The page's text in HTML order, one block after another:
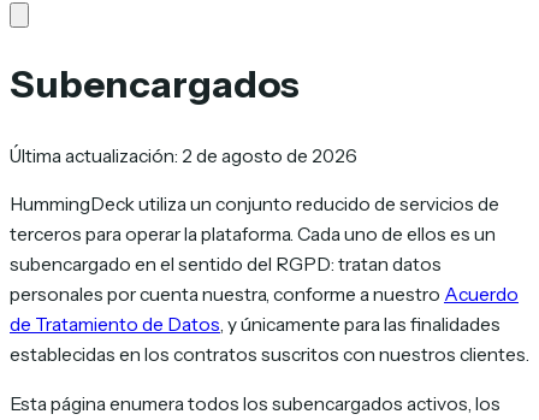
Subencargados
Última actualización: 2 de agosto de 2026
HummingDeck utiliza un conjunto reducido de servicios de
terceros para operar la plataforma. Cada uno de ellos es un
subencargado en el sentido del RGPD: tratan datos
personales por cuenta nuestra, conforme a nuestro Acuerdo
de Tratamiento de Datos, y únicamente para las finalidades
establecidas en los contratos suscritos con nuestros clientes.
Esta página enumera todos los subencargados activos, los